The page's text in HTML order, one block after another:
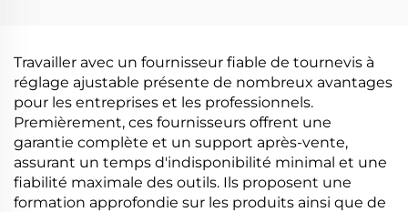
Travailler avec un fournisseur fiable de tournevis à
réglage ajustable présente de nombreux avantages
pour les entreprises et les professionnels.
Premièrement, ces fournisseurs offrent une
garantie complète et un support après-vente,
assurant un temps d'indisponibilité minimal et une
fiabilité maximale des outils. Ils proposent une
formation approfondie sur les produits ainsi que de